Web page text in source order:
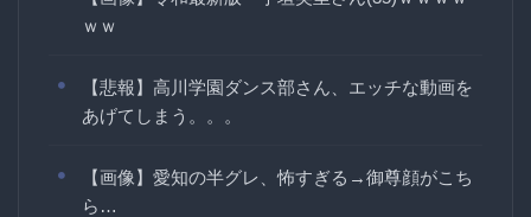
ｗｗ
【悲報】高川学園ダンス部さん、エッチな動画を
あげてしまう。。。
【画像】愛知の半グレ、怖すぎる→御尊顔がこち
ら…